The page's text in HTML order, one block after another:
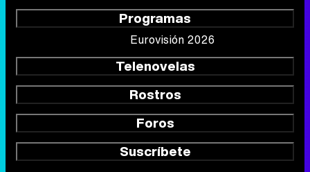
Programas
Eurovisión 2026
Telenovelas
Rostros
Foros
Suscríbete